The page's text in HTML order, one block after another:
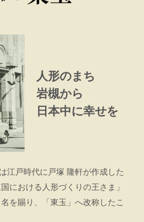
人形のまち
岩槻から
日本中に幸せを
江戸時代に戸塚 隆軒が作成した
における人形づくりの王さま」
を賜り、「東玉」へ改称したこ